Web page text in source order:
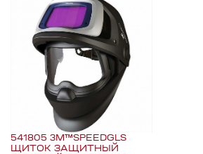
541805 3M™SPEEDGLS
ЩИТОК ЗАЩИТНЫЙ